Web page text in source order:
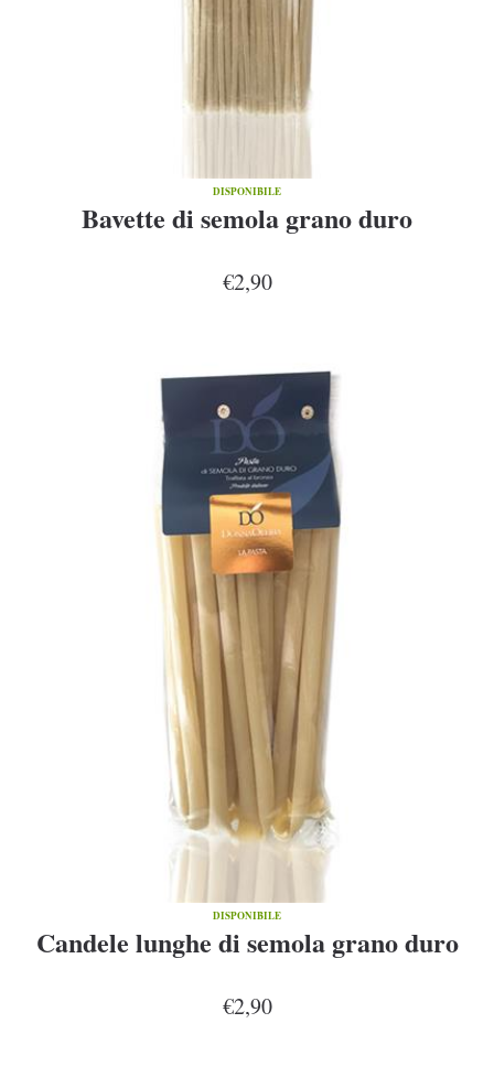
DISPONIBILE
Bavette di semola grano duro
€2,90
DISPONIBILE
Candele lunghe di semola grano duro
€2,90